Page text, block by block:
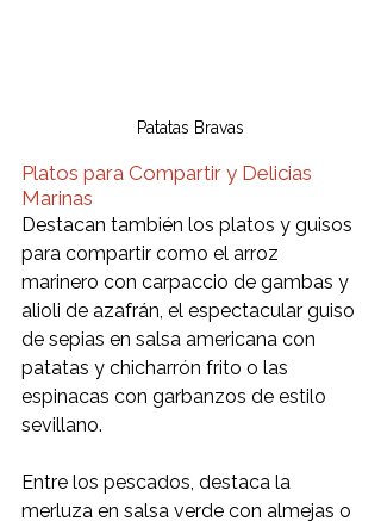
Patatas Bravas
Platos para Compartir y Delicias
Marinas
Destacan también los platos y guisos
para compartir como el arroz
marinero con carpaccio de gambas y
alioli de azafrán, el espectacular guiso
de sepias en salsa americana con
patatas y chicharrón frito o las
espinacas con garbanzos de estilo
sevillano.
Entre los pescados, destaca la
merluza en salsa verde con almejas o